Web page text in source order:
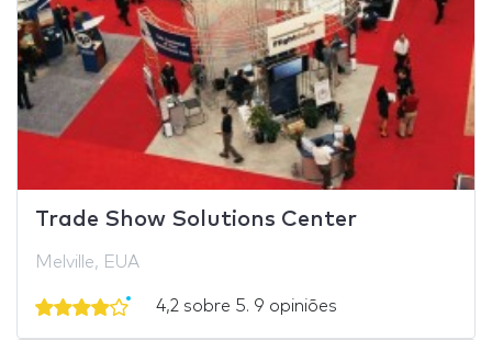
Trade Show Solutions Center
Melville, EUA
4,2 sobre 5. 9 opiniões